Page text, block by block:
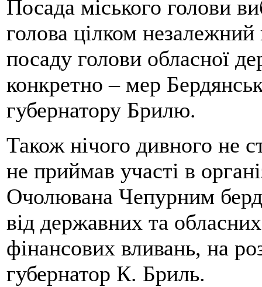
Посада міського голови
голова цілком
посаду голови обласної
конкретно – мер
губернатору Брилю.
Також нічого дивного не
не приймав участі в
Очолювана Чепурним
від державних та
фінансових вливань, на
губернатор К. Бриль.